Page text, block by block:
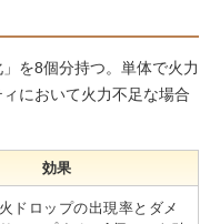
を8個分持つ。単体で火力
において火力不足な場合
効果
ドロップの出現率とダメ